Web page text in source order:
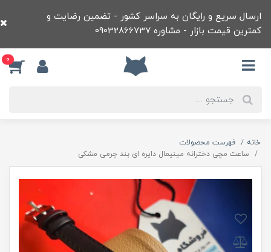
ارسال سریع و رایگان به سراسر کشور - تضمین رضایت و
کمترین قیمت بازار - مشاوره 09032866737
0
خانه
فهرست محصولات
ساعت مچی دخترانه مينيمال دايره ای بند چرمی مشکی